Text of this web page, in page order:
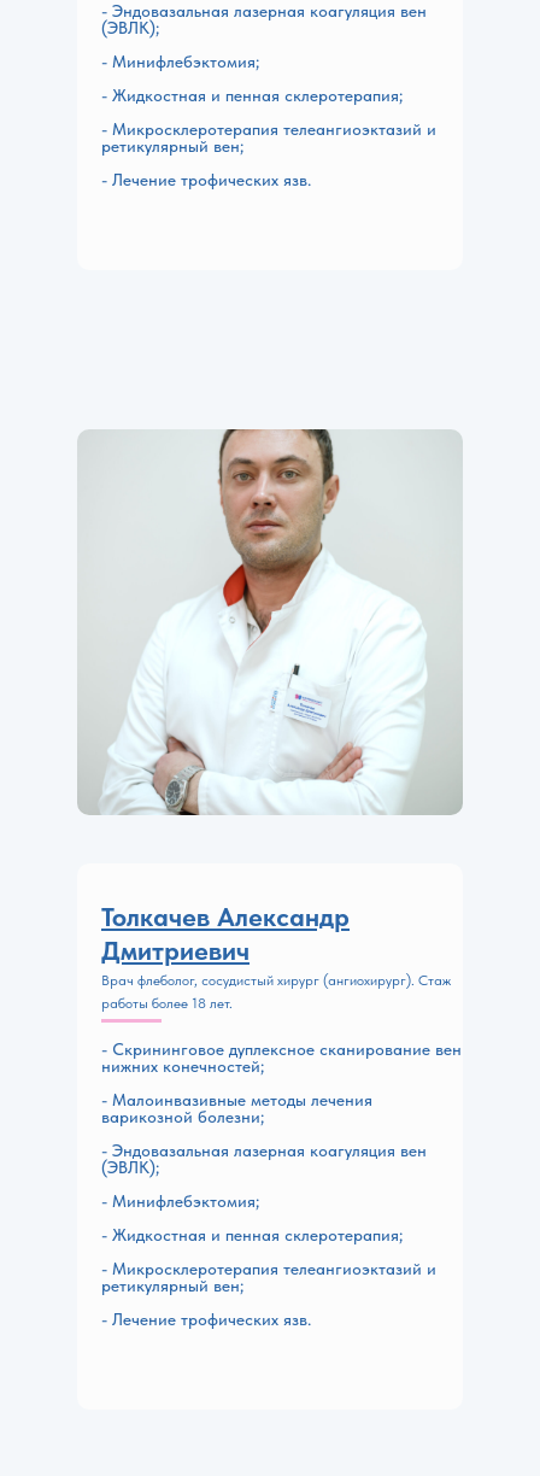
- Эндовазальная лазерная коагуляция вен
(ЭВЛК);
- Минифлебэктомия;
- Жидкостная и пенная склеротерапия;
- Микросклеротерапия телеангиоэктазий и
ретикулярный вен;
- Лечение трофических язв.
Врач флеболог, сосудистый хирург (ангиохирург). Стаж
работы более 18 лет.
Толкачев Александр
Дмитриевич
- Скрининговое дуплексное сканирование вен
нижних конечностей;
- Малоинвазивные методы лечения
варикозной болезни;
- Эндовазальная лазерная коагуляция вен
(ЭВЛК);
- Минифлебэктомия;
- Жидкостная и пенная склеротерапия;
- Микросклеротерапия телеангиоэктазий и
ретикулярный вен;
- Лечение трофических язв.